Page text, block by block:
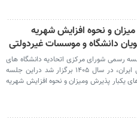
و نحوه افزایش شهریه
دانشگاه و موسسات غیردولتی
رسمی شورای مرکزی اتحادیه دانشگاه های
غیردولتی ایران، در سال ۱۴۰۵ برگزار شد دراین جلسه
یکبار پذیرش ومیزان و نحوه افزایش شهریه